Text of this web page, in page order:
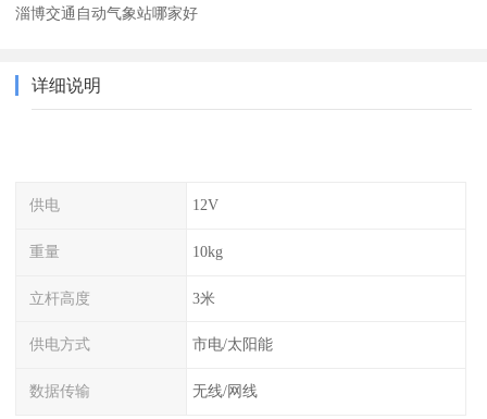
淄博交通自动气象站哪家好
详细说明
供电 12V
重量 10kg
立杆高度 3米
供电方式 市电/太阳能
数据传输 无线/网线